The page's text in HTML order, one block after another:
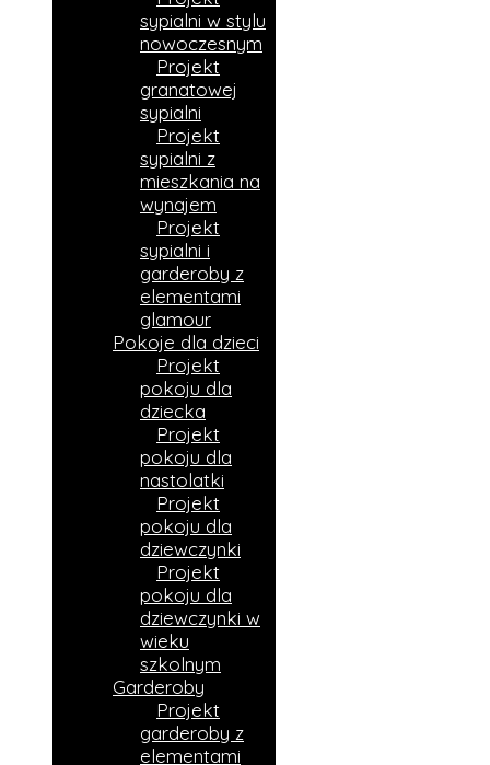
sypialni w stylu
nowoczesnym
Projekt
granatowej
sypialni
Projekt
sypialni z
mieszkania na
wynajem
Projekt
sypialni i
garderoby z
elementami
glamour
Pokoje dla dzieci
Projekt
pokoju dla
dziecka
Projekt
pokoju dla
nastolatki
Projekt
pokoju dla
dziewczynki
Projekt
pokoju dla
dziewczynki w
wieku
szkolnym
Garderoby
Projekt
garderoby z
elementami